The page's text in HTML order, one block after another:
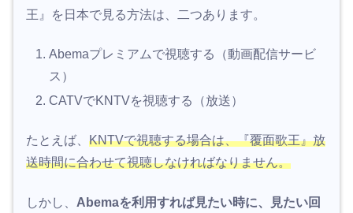
王』を日本で見る方法は、二つあります。
Abemaプレミアムで視聴する（動画配信サービ
ス）
CATVでKNTVを視聴する（放送）
たとえば、 KNTVで視聴する場合は、『覆面歌王』放
送時間に合わせて視聴しなければなりません。
しかし、 Abemaを利用すれば見たい時に、見たい回